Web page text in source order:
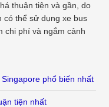
thuận tiện và gần, do
có thể sử dụng xe bus
chi phí và ngắm cảnh
phổ biến nhất
tiện nhất